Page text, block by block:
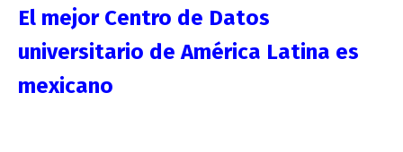
El mejor Centro de Datos
universitario de América Latina es
mexicano